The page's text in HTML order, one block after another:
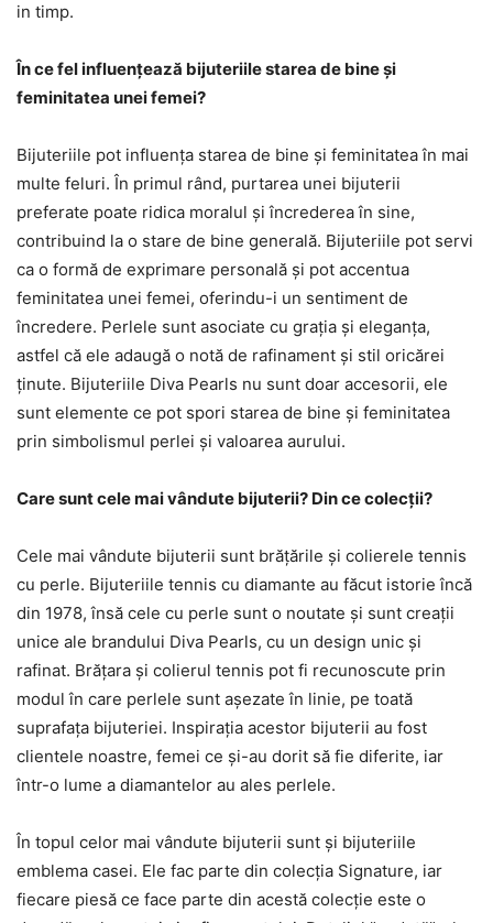
in timp.
În ce fel influențează bijuteriile starea de bine și
feminitatea unei femei?
Bijuteriile pot influența starea de bine și feminitatea în mai
multe feluri. În primul rând, purtarea unei bijuterii
preferate poate ridica moralul și încrederea în sine,
contribuind la o stare de bine generală. Bijuteriile pot servi
ca o formă de exprimare personală și pot accentua
feminitatea unei femei, oferindu-i un sentiment de
încredere. Perlele sunt asociate cu grația și eleganța,
astfel că ele adaugă o notă de rafinament și stil oricărei
ținute. Bijuteriile Diva Pearls nu sunt doar accesorii, ele
sunt elemente ce pot spori starea de bine și feminitatea
prin simbolismul perlei și valoarea aurului.
Care sunt cele mai vândute bijuterii? Din ce colecții?
Cele mai vândute bijuterii sunt brățările și colierele tennis
cu perle. Bijuteriile tennis cu diamante au făcut istorie încă
din 1978, însă cele cu perle sunt o noutate și sunt creații
unice ale brandului Diva Pearls, cu un design unic și
rafinat. Brățara și colierul tennis pot fi recunoscute prin
modul în care perlele sunt așezate în linie, pe toată
suprafața bijuteriei. Inspirația acestor bijuterii au fost
clientele noastre, femei ce și-au dorit să fie diferite, iar
într-o lume a diamantelor au ales perlele.
În topul celor mai vândute bijuterii sunt și bijuteriile
emblema casei. Ele fac parte din colecția Signature, iar
fiecare piesă ce face parte din acestă colecție este o